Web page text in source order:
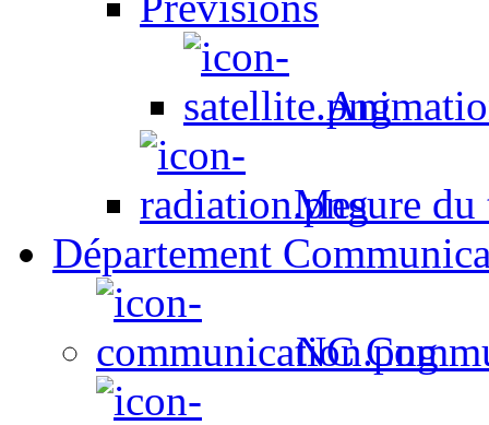
Mesure du
Département
NC